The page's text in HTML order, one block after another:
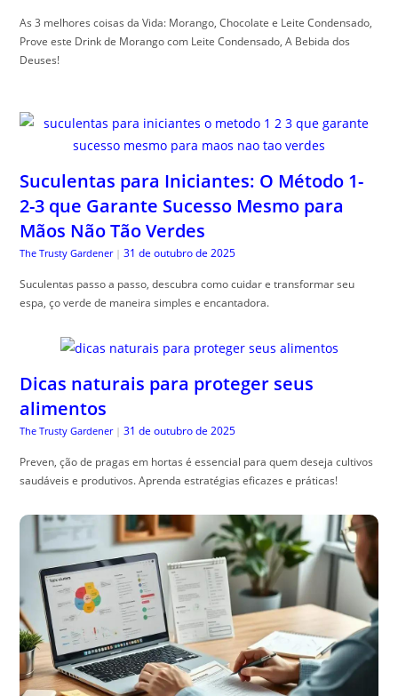
As 3 melhores coisas da Vida: Morango, Chocolate e Leite Condensado,
Prove este Drink de Morango com Leite Condensado, A Bebida dos
Deuses!
Suculentas para Iniciantes: O Método 1-
2-3 que Garante Sucesso Mesmo para
Mãos Não Tão Verdes
The Trusty Gardener | 31 de outubro de 2025
Suculentas passo a passo, descubra como cuidar e transformar seu
espa, ço verde de maneira simples e encantadora.
Dicas naturais para proteger seus
alimentos
The Trusty Gardener | 31 de outubro de 2025
Preven, ção de pragas em hortas é essencial para quem deseja cultivos
saudáveis e produtivos. Aprenda estratégias eficazes e práticas!